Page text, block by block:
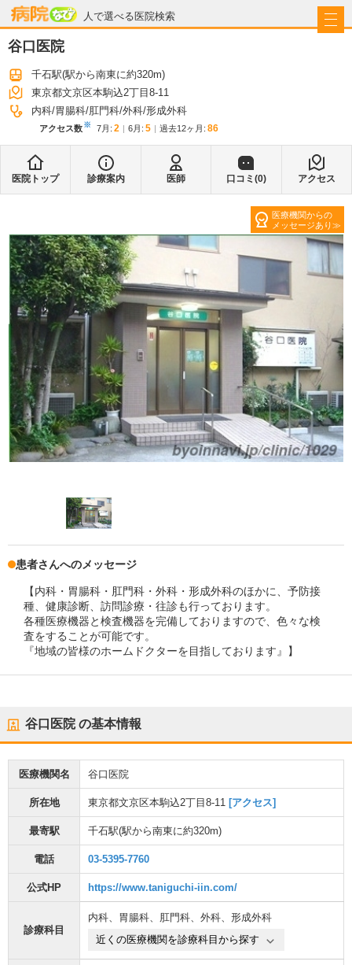
人で選べる医院検索
病院なび
谷口医院
千石駅(駅から南東に約320m)
東京都文京区本駒込2丁目8-11
内科 胃腸科 肛門科 外科 形成外科
アクセス数※ 7月 : 2 6月 : 5 過去12ヶ月: 86
医院トップ 診療案内 医師 口コミ(0) アクセス
医療機関からの
メッセージあり
患者さんへのメッセージ
【内科・胃腸科・肛門科・外科・形成外科のほかに、予防接
種、健康診断、訪問診療・往診も行っております。
各種医療機器と検査機器を完備しておりますので、色々な検
査をすることが可能です。
『地域の皆様のホームドクターを目指しております』】
谷口医院の基本情報
医療機関名 谷口医院
所在地 東京都文京区本駒込2丁目8-11 [アクセス]
最寄駅 千石駅(駅から南東に約320m)
電話 03-5395-7760
公式HP https://www.taniguchi-iin.com/
診療科目
内科、 胃腸科、 肛門科、 外科、 形成外科
近くの医療機関を診療科目から探す